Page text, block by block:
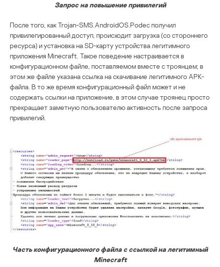
Запрос на повышение привилегий
После того, как Trojan-SMS.AndroidOS.Podec получил
привилегированный доступ, происходит загрузка (со стороннего
ресурса) и установка на SD-карту устройства легитимного
приложения Minecraft. Такое поведение настраивается в
конфигурационном файле, поставляемом вместе с троянцем; в
этом же файле указана ссылка на скачивание легитимного APK-
файла. В то же время конфигурационный файл может и не
содержать ссылки на приложение, в этом случае троянец просто
прекращает заметную пользователю активность после запроса
привилегий.
Часть конфигурационного файла с ссылкой на легитимный
Minecraft